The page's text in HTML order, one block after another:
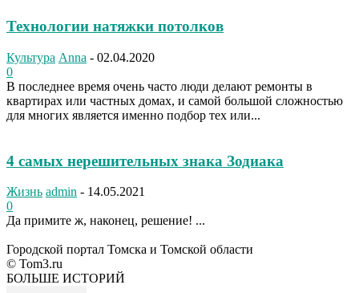
Технологии натяжки потолков
Культура Anna - 02.04.2020
0
В последнее время очень часто люди делают ремонты в
квартирах или частных домах, и самой большой сложностью
для многих является именно подбор тех или...
4 самых нерешительных знака Зодиака
Жизнь admin - 14.05.2021
0
Да примите ж, наконец, решение! ...
Городской портал Томска и Томской области
© Tom3.ru
БОЛЬШЕ ИСТОРИЙ